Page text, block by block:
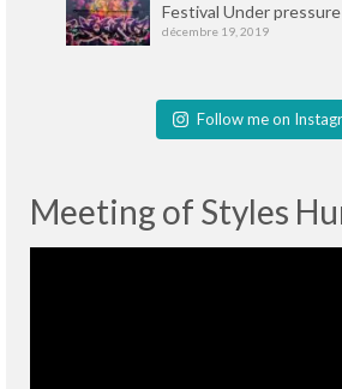
Festival Under pressure
décembre 19, 2019
Follow me on
Meeting of Styles